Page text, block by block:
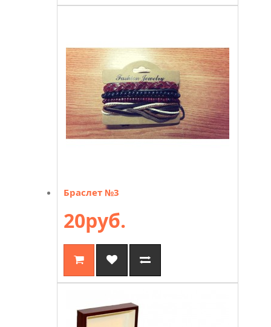
Браслет №3
20руб.